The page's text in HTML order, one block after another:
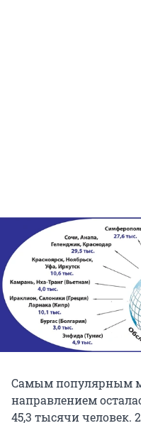
Самым популярным
направлением
45,3 тысячи человек.